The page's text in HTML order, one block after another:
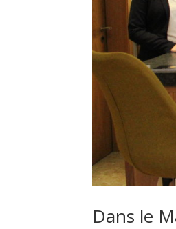
Dans le